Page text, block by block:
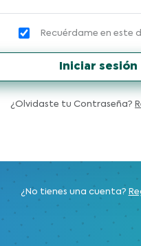
Recuérdame en este
Iniciar sesión
¿Olvidaste tu Contraseña?
¿No tienes una cuenta?